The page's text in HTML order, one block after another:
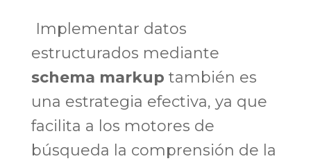
Implementar datos
estructurados mediante
schema markup también es
una estrategia efectiva, ya que
facilita a los motores de
búsqueda la comprensión de la